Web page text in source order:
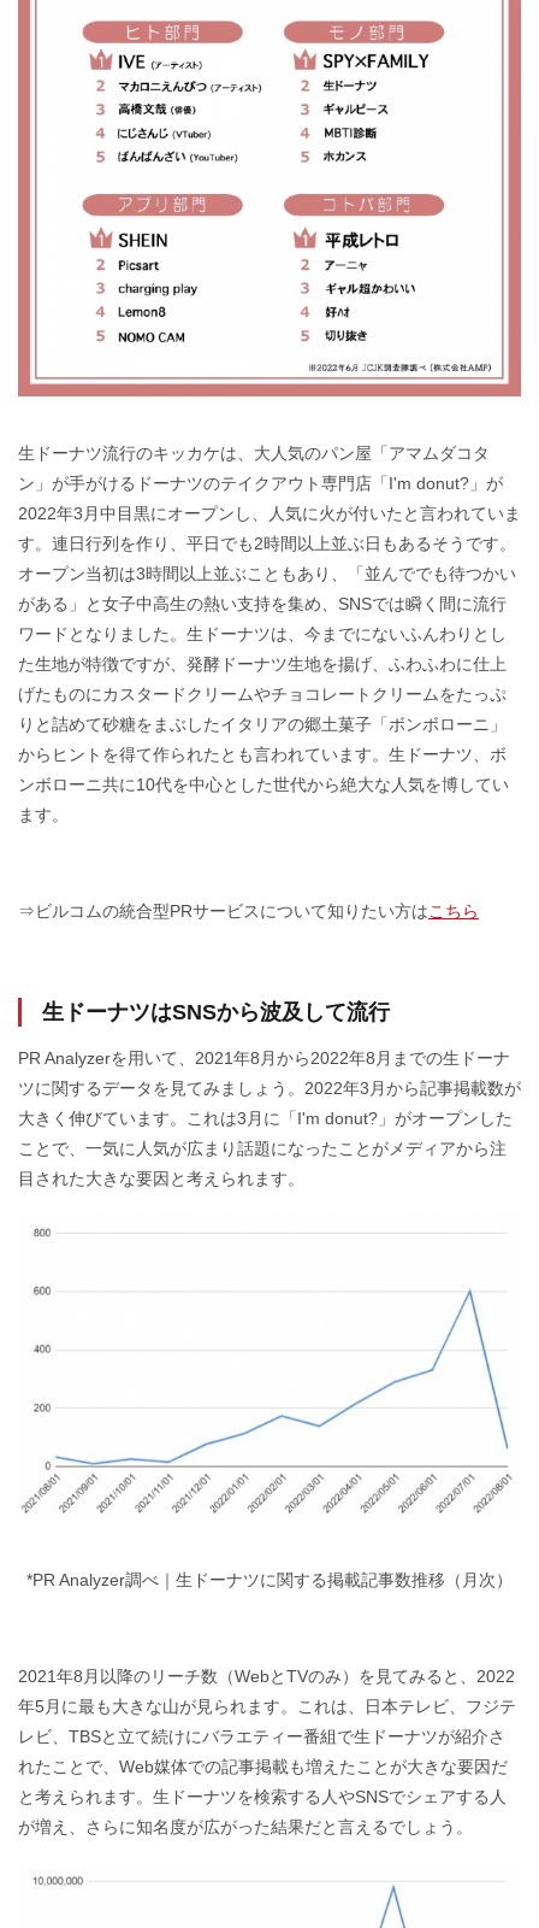
生ドーナツ流行のキッカケは、大人気のパン屋「アマムダコタ
ン」が手がけるドーナツのテイクアウト専門店「I'm donut?」が
2022年3月中目黒にオープンし、人気に火が付いたと言われていま
す。連日行列を作り、平日でも2時間以上並ぶ日もあるそうです。
オープン当初は3時間以上並ぶこともあり、「並んででも待つかい
がある」と女子中高生の熱い支持を集め、SNSでは瞬く間に流行
ワードとなりました。生ドーナツは、今までにないふんわりとし
た生地が特徴ですが、発酵ドーナツ生地を揚げ、ふわふわに仕上
げたものにカスタードクリームやチョコレートクリームをたっぷ
りと詰めて砂糖をまぶしたイタリアの郷土菓子「ボンボローニ」
からヒントを得て作られたとも言われています。生ドーナツ、ボ
ンボローニ共に10代を中心とした世代から絶大な人気を博してい
ます。
⇒ビルコムの統合型PRサービスについて知りたい方はこちら
生ドーナツはSNSから波及して流行
PR Analyzerを用いて、2021年8月から2022年8月までの生ドーナ
ツに関するデータを見てみましょう。2022年3月から記事掲載数が
大きく伸びています。これは3月に「I'm donut?」がオープンした
ことで、一気に人気が広まり話題になったことがメディアから注
目された大きな要因と考えられます。
*PR Analyzer調べ｜生ドーナツに関する掲載記事数推移（月次）
2021年8月以降のリーチ数（WebとTVのみ）を見てみると、2022
年5月に最も大きな山が見られます。これは、日本テレビ、フジテ
レビ、TBSと立て続けにバラエティー番組で生ドーナツが紹介さ
れたことで、Web媒体での記事掲載も増えたことが大きな要因だ
と考えられます。生ドーナツを検索する人やSNSでシェアする人
が増え、さらに知名度が広がった結果だと言えるでしょう。